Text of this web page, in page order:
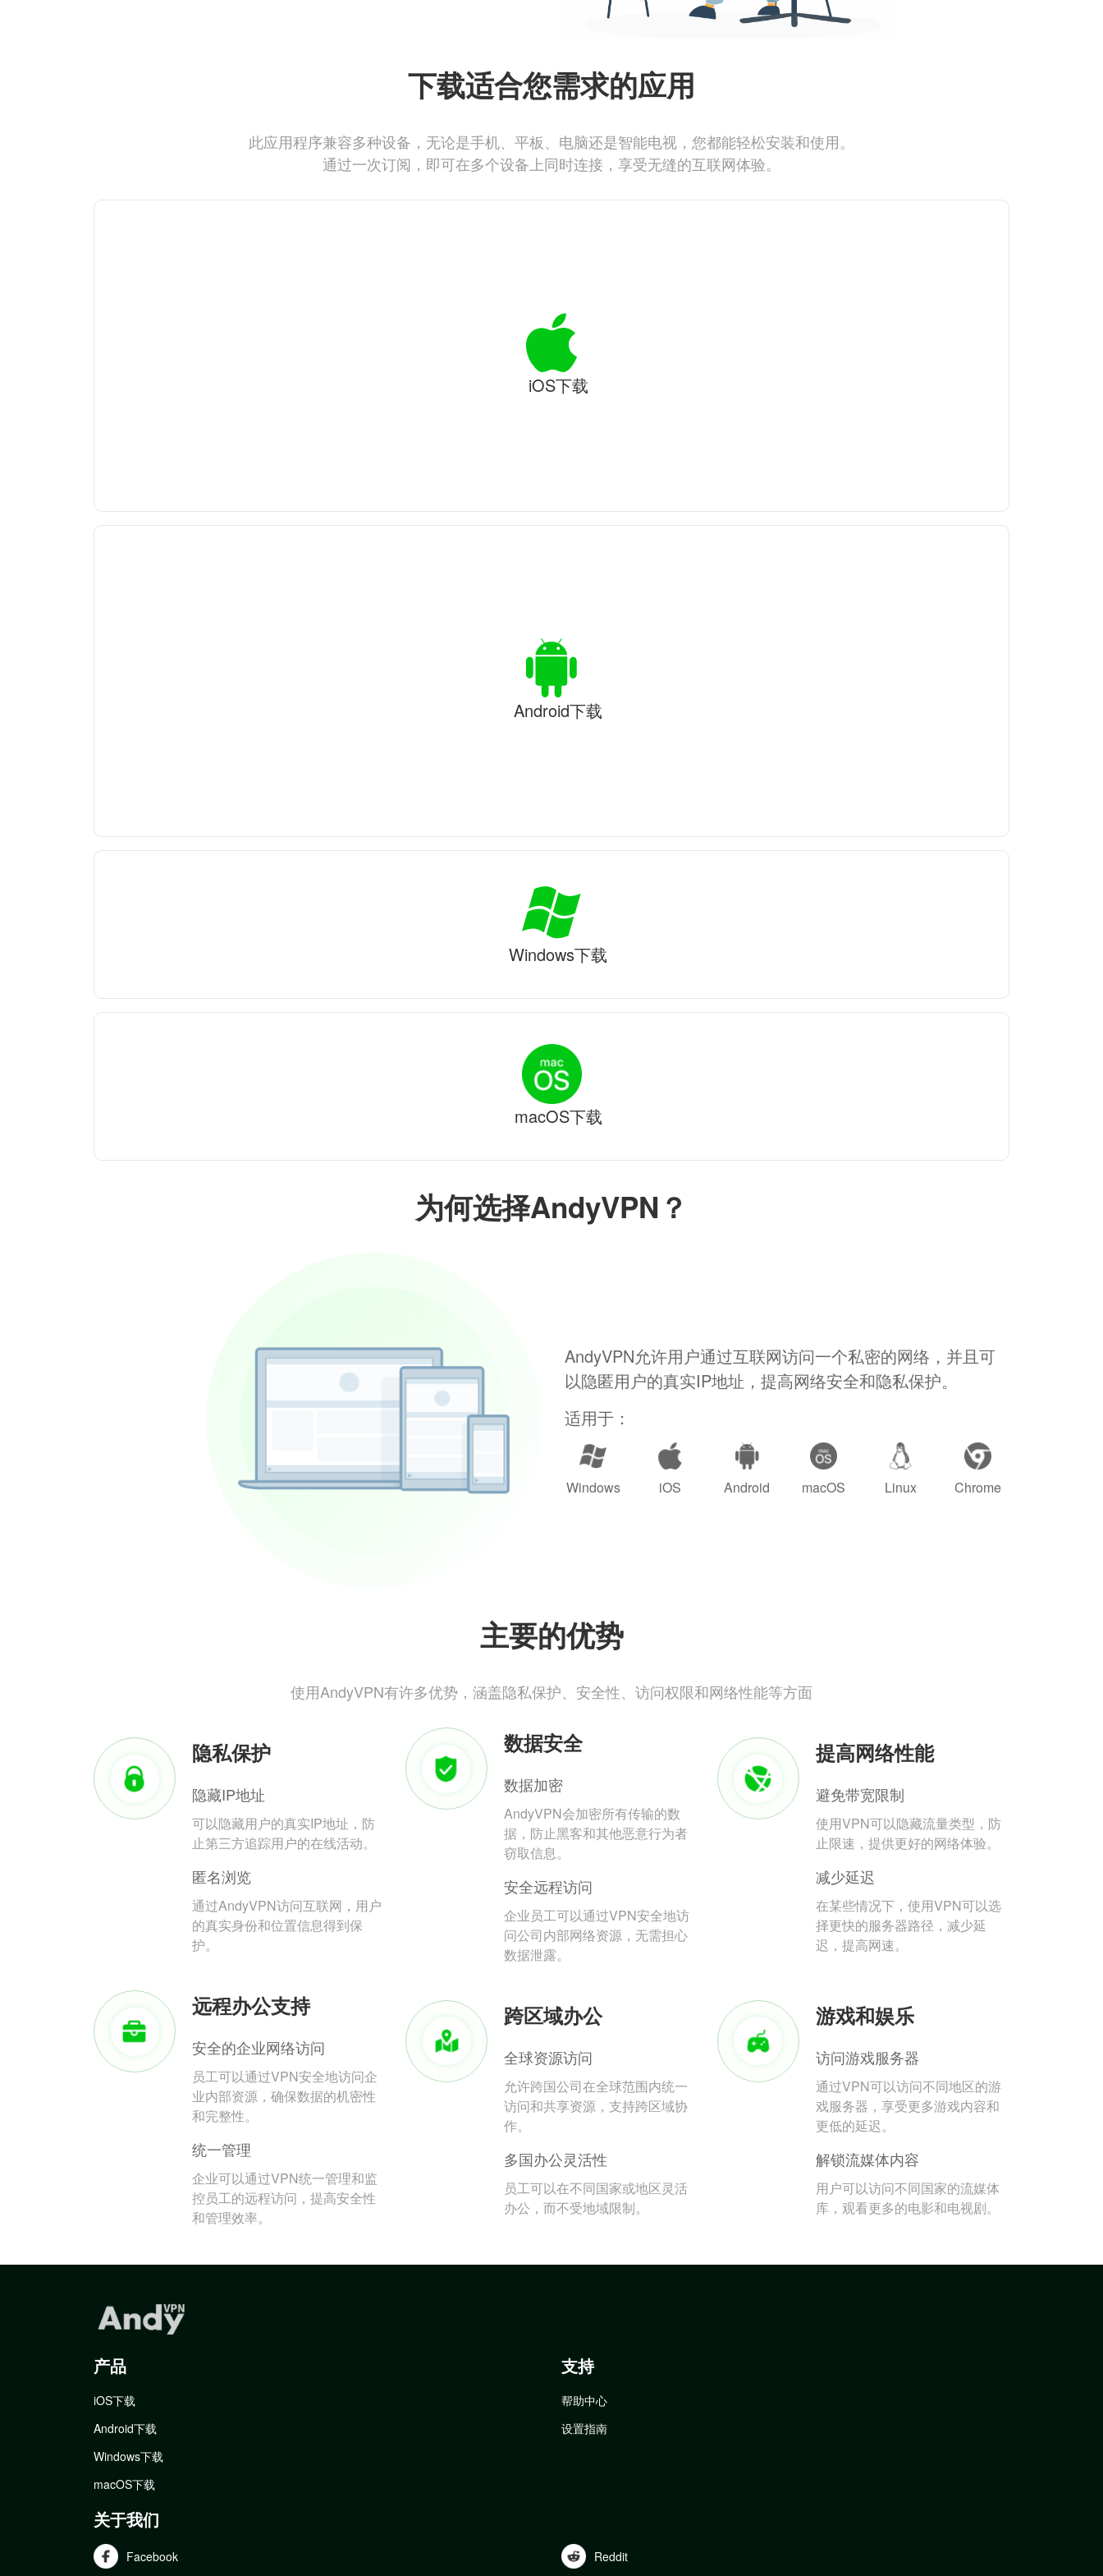
为何选择AndyVPN？
AndyVPN允许用户通过互联网访问一个私密的网络，并且可
以隐匿用户的真实IP地址，提高网络安全和隐私保护。
适用于：
Windows iOS Android macOS Linux Chrome
主要的优势
使用AndyVPN有许多优势，涵盖隐私保护、安全性、访问权限和网络性能等方面
隐私保护
隐藏IP地址
可以隐藏用户的真实IP地址，防
止第三方追踪用户的在线活动。
匿名浏览
通过AndyVPN访问互联网，用户
的真实身份和位置信息得到保
护。
数据安全
数据加密
AndyVPN会加密所有传输的数
据，防止黑客和其他恶意行为者
窃取信息。
安全远程访问
企业员工可以通过VPN安全地访
问公司内部网络资源，无需担心
数据泄露。
提高网络性能
避免带宽限制
使用VPN可以隐藏流量类型，防
止限速，提供更好的网络体验。
减少延迟
在某些情况下，使用VPN可以选
择更快的服务器路径，减少延
迟，提高网速。
远程办公支持
安全的企业网络访问
员工可以通过VPN安全地访问企
业内部资源，确保数据的机密性
和完整性。
统一管理
企业可以通过VPN统一管理和监
控员工的远程访问，提高安全性
和管理效率。
跨区域办公
全球资源访问
允许跨国公司在全球范围内统一
访问和共享资源，支持跨区域协
作。
多国办公灵活性
员工可以在不同国家或地区灵活
办公，而不受地域限制。
游戏和娱乐
访问游戏服务器
通过VPN可以访问不同地区的游
戏服务器，享受更多游戏内容和
更低的延迟。
解锁流媒体内容
用户可以访问不同国家的流媒体
库，观看更多的电影和电视剧。
下载适合您需求的应用
此应用程序兼容多种设备，无论是手机、平板、电脑还是智能电视，您都能轻松安装和使用。
通过一次订阅，即可在多个设备上同时连接，享受无缝的互联网体验。
iOS下载
Android下载
Windows下载
macOS下载
产品
iOS下载
Android下载
Windows下载
macOS下载
支持
帮助中心
设置指南
关于我们
Facebook Reddit